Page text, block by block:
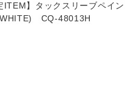
ITEM】タックスリーブペイン
CQ-48013H